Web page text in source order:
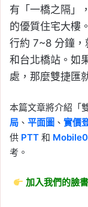
有「一橋之隔」
的優質住宅大樓
行約 7~8 分鐘，
和台北橋站。 如
處，那麼雙捷匯
本篇文章將介紹「
局 、 平面圖 、 實價
供 PTT 和
考。
加入我們的臉